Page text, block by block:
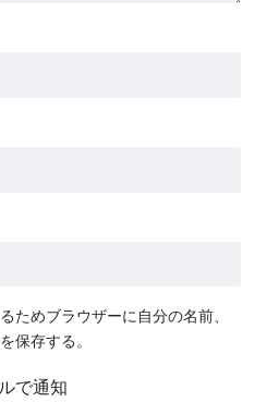
ためブラウザーに自分の名前、
保存する。
で通知